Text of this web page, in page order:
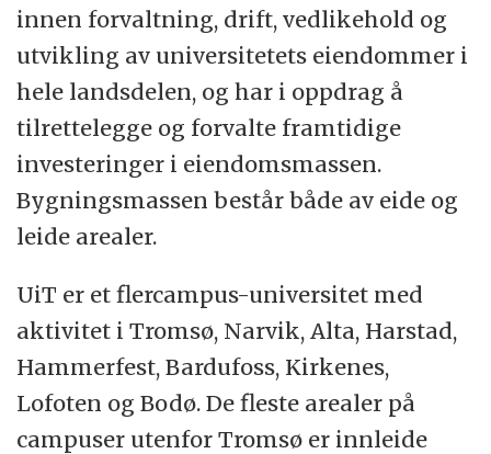
innen forvaltning, drift, vedlikehold og
utvikling av universitetets eiendommer i
hele landsdelen, og har i oppdrag å
tilrettelegge og forvalte framtidige
investeringer i eiendomsmassen.
Bygningsmassen består både av eide og
leide arealer.
UiT er et flercampus-universitet med
aktivitet i Tromsø, Narvik, Alta, Harstad,
Hammerfest, Bardufoss, Kirkenes,
Lofoten og Bodø. De fleste arealer på
campuser utenfor Tromsø er innleide